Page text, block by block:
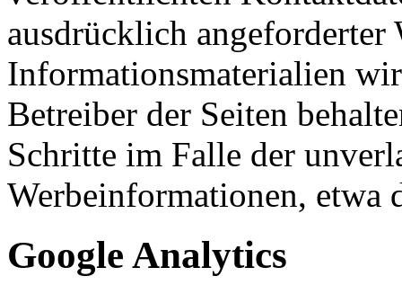
ausdrücklich angeforderter
Informationsmaterialien
Betreiber der Seiten
Schritte im Falle der
Werbeinformationen, etwa
Google Analytics